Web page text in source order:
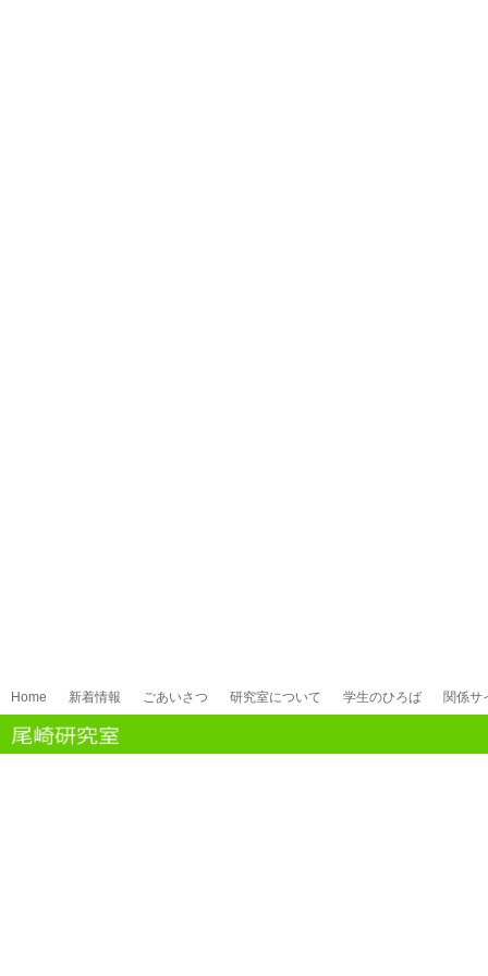
Home 新着情報 ごあいさつ 研究室について 学生のひろば 関係サ